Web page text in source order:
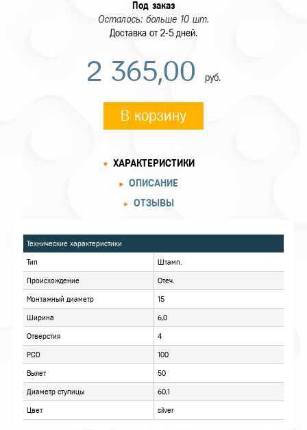
Под заказ
Осталось: больше 10 шт.
Доставка от 2-5 дней.
2 365,00 руб.
В корзину
ОПИСАНИЕ
ОТЗЫВЫ